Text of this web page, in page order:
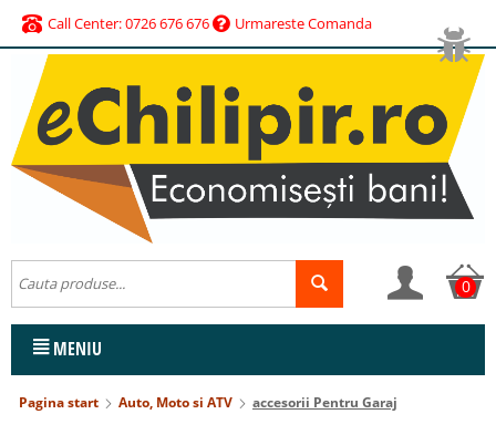
Call Center: 0726 676 676 Urmareste Comanda
0
MENIU
Pagina start Auto, Moto si ATV accesorii Pentru Garaj